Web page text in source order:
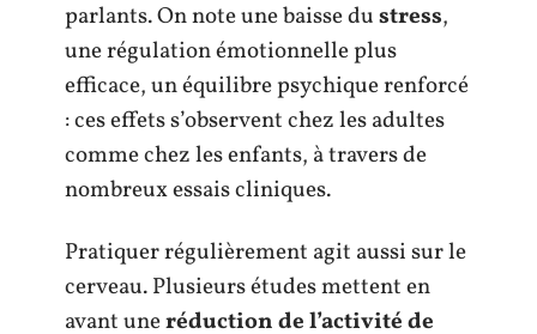
parlants. On note une baisse dustress,
une régulation émotionnelle plus
efficace, un équilibre psychique renforcé
: ces effets s’observent chez les adultes
comme chez les enfants, à travers de
nombreux essais cliniques.
Pratiquer régulièrement agit aussi sur le
cerveau. Plusieurs études mettent en
avant uneréduction de l’activité de